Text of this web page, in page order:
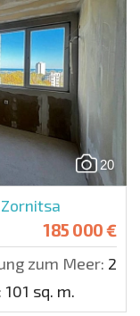
20
185 000 €
zum Meer:
101 sq. m.